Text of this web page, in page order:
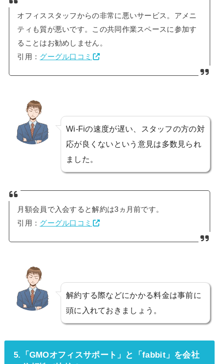
オフィススタッフからの非常に悪いサービス。アメニ
ティも質が悪いです。この共同作業スペースに参加す
ることはお勧めしません。
引用： グーグル口コミ
Wi-Fiの速度が遅い、スタッフの方の対
応が良くないという意見は多数見られ
ました。
月額会員で入会すると解約は3ヵ月前です。
引用： グーグル口コミ
解約する際などにかかる料金は事前に
頭に入れておきましょう。
5.「GMOオフィスサポート」と「fabbit」を会社